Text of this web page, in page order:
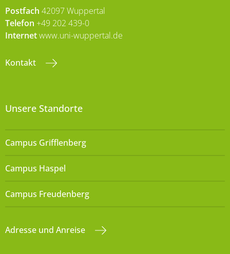
Postfach 42097 Wuppertal
Telefon +49 202 439-0
Internetwww.uni-wuppertal.de
Kontakt
Unsere Standorte
Campus Grifflenberg
Campus Haspel
Campus Freudenberg
Adresse und Anreise